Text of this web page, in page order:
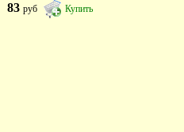
83 руб Купить